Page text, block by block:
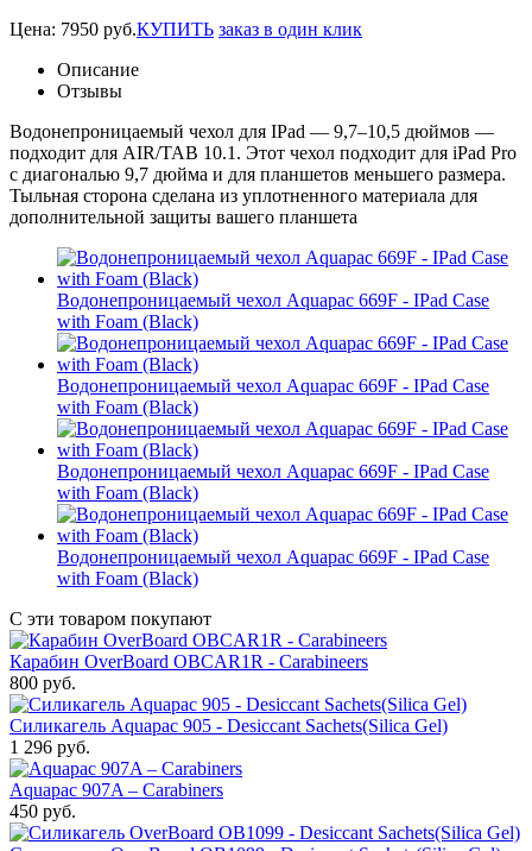
Цена: 7950 руб.КУПИТЬ заказ в один клик
Описание
Отзывы
Водонепроницаемый чехол для IPad — 9,7–10,5 дюймов —
подходит для AIR/TAB 10.1. Этот чехол подходит для iPad Pro
с диагональю 9,7 дюйма и для планшетов меньшего размера.
Тыльная сторона сделана из уплотненного материала для
дополнительной защиты вашего планшета
Водонепроницаемый чехол Aquapac 669F - IPad Case
with Foam (Black)
Водонепроницаемый чехол Aquapac 669F - IPad Case
with Foam (Black)
Водонепроницаемый чехол Aquapac 669F - IPad Case
with Foam (Black)
Водонепроницаемый чехол Aquapac 669F - IPad Case
with Foam (Black)
С эти товаром покупают
Карабин OverBoard OBCAR1R - Carabineers
800 руб.
Силикагель Aquapac 905 - Desiccant Sachets(Silica Gel)
1 296 руб.
Aquapac 907A – Carabiners
450 руб.